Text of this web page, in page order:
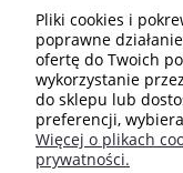
Kontakt
Pliki cookies i
poprawne
ofertę do Twoich
wykorzystanie
do sklepu lub
preferencji,
Więcej o plikach
prywatności.